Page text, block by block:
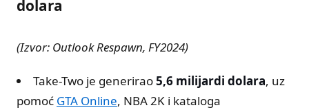
dolara
(Izvor: Outlook Respawn, FY2024)
Take-Two je generirao5,6 milijardi dolara, uz
pomoć GTA Online, NBA 2K i kataloga